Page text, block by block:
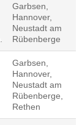
Garbsen,
Hannover,
Neustadt am
Rübenberge
Garbsen,
Hannover,
Neustadt am
Rübenberge,
Rethen